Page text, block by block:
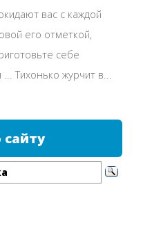
вас с каждой
его отметкой,
себе
Тихонько журчит в...
сайту